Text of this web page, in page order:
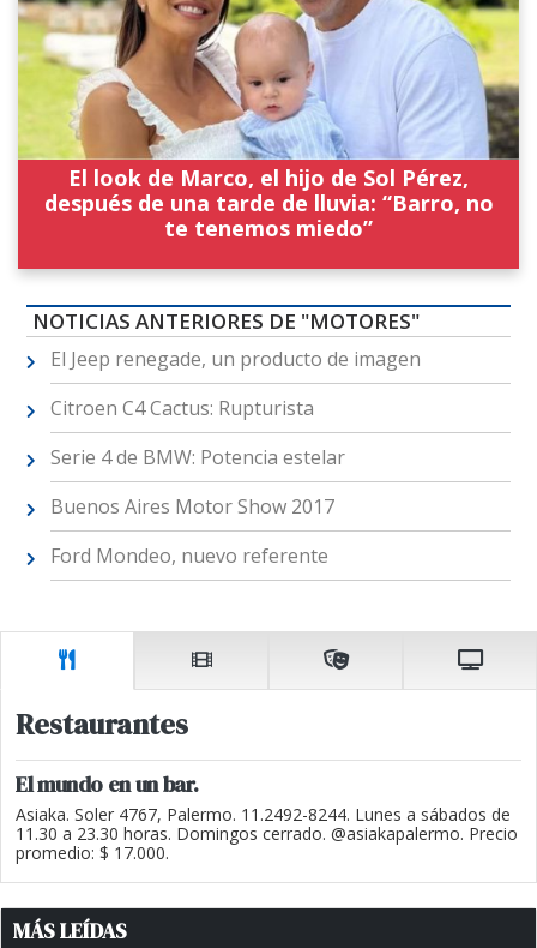
El look de Marco, el hijo de Sol Pérez,
después de una tarde de lluvia: “Barro, no
te tenemos miedo”
NOTICIAS ANTERIORES DE "MOTORES"
El Jeep renegade, un producto de imagen
Citroen C4 Cactus: Rupturista
Serie 4 de BMW: Potencia estelar
Buenos Aires Motor Show 2017
Ford Mondeo, nuevo referente
Restaurantes
El mundo en un bar.
Asiaka. Soler 4767, Palermo. 11.2492-8244. Lunes a sábados de
11.30 a 23.30 horas. Domingos cerrado. @asiakapalermo. Precio
promedio: $ 17.000.
MÁS LEÍDAS